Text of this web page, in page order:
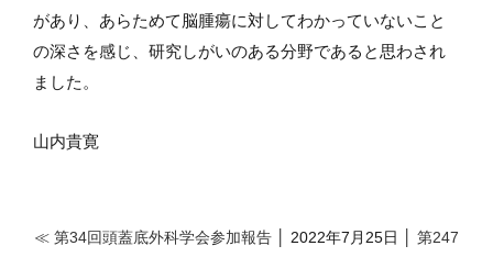
があり、あらためて脳腫瘍に対してわかっていないこと
の深さを感じ、研究しがいのある分野であると思わされ
ました。
山内貴寛
≪ 第34回頭蓋底外科学会参加報告 │ 2022年7月25日 │ 第247